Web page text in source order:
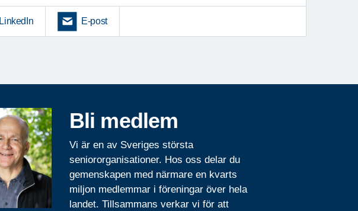
LinkedIn E-post
Bli medlem
Vi är en av Sveriges största
seniororganisationer. Hos oss delar du
gemenskapen med närmare en kvarts
miljon medlemmar i föreningar över hela
landet. Tillsammans verkar vi för att